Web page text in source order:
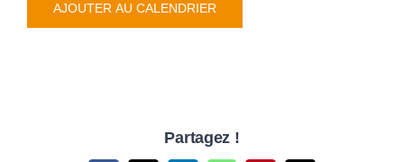
AJOUTER AU CALENDRIER
Partagez !